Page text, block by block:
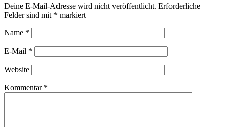
Deine E-Mail-Adresse wird nicht veröffentlicht. Erforderliche
Felder sind mit * markiert
Name *
E-Mail *
Website
Kommentar *